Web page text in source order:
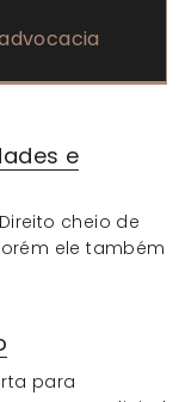
e
cheio de
ele também
para